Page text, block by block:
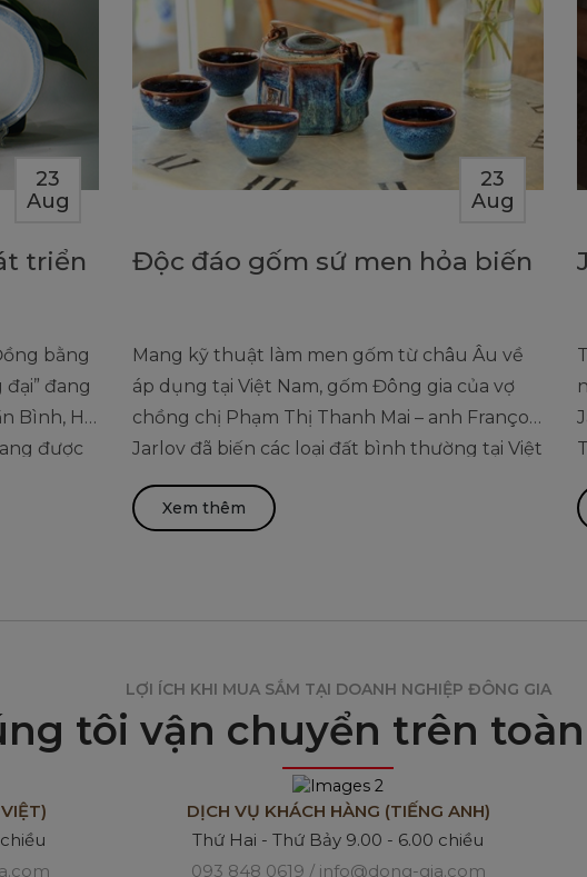
23
Aug
triển
bằng
đang
Bình, Hà
được
trong
23
Aug
Độc đáo gốm sứ men hỏa biến
Mang kỹ thuật làm men gốm từ châu Âu về
áp dụng tại Việt Nam, gốm Đông gia của vợ
chồng chị Phạm Thị Thanh Mai – anh François
Jarlov đã biến các loại đất bình thường tại Việt
men hỏa biến
Xem thêm
LỢI ÍCH KHI MUA SẮM TẠI DOANH NGHIỆP ĐÔNG GIA
tôi vận chuyển trên
DỊCH VỤ KHÁCH HÀNG (TIẾNG ANH)
Thứ Hai - Thứ Bảy 9.00 - 6.00 chiều
093 848 0619 / info@dong-gia.com